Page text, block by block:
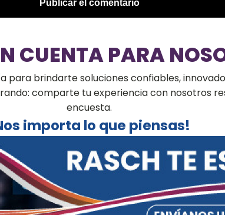
CUENTA PARA
para brindarte soluciones confiables,
comparte tu experiencia con nosotros
encuesta.
importa lo que piensas!